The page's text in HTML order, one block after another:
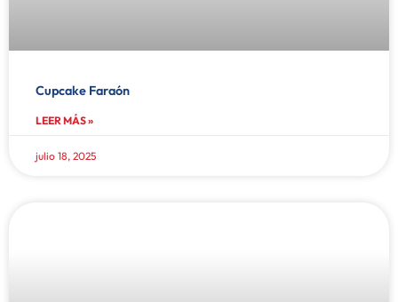
Cupcake Faraón
LEER MÁS »
julio 18, 2025